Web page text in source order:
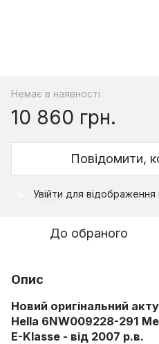
Немає в наявності
10 860 грн.
Повідомити,
Увійти для відображення
До обраного
Опис
Новий оригінальний
Hella 6NW009228-291
E-Klasse - від 2007 р.в.